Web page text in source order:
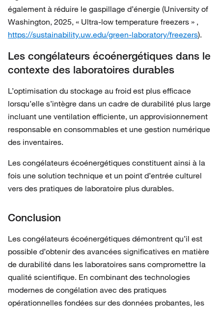
également à réduire le gaspillage d’énergie (University of
Washington, 2025, « Ultra-low temperature freezers » ,
https://sustainability.uw.edu/green-laboratory/freezers).
Les congélateurs écoénergétiques dans le
contexte des laboratoires durables
L’optimisation du stockage au froid est plus efficace
lorsqu’elle s’intègre dans un cadre de durabilité plus large
incluant une ventilation efficiente, un approvisionnement
responsable en consommables et une gestion numérique
des inventaires.
Les congélateurs écoénergétiques constituent ainsi à la
fois une solution technique et un point d’entrée culturel
vers des pratiques de laboratoire plus durables.
Conclusion
Les congélateurs écoénergétiques démontrent qu’il est
possible d’obtenir des avancées significatives en matière
de durabilité dans les laboratoires sans compromettre la
qualité scientifique. En combinant des technologies
modernes de congélation avec des pratiques
opérationnelles fondées sur des données probantes, les